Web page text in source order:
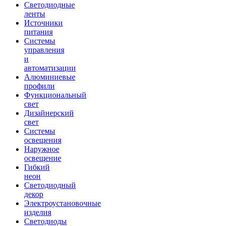
Светодиодные
ленты
Источники
питания
Системы
управления
и
автоматизации
Алюминиевые
профили
Функциональный
свет
Дизайнерский
свет
Системы
освещения
Наружное
освещение
Гибкий
неон
Светодиодный
декор
Электроустановочные
изделия
Светодиоды